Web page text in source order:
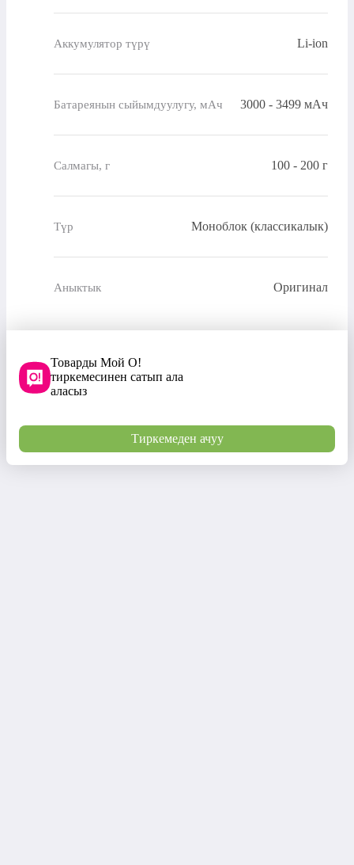
Аккумулятор түрү Li-ion
Батареянын сыйымдуулугу, мАч 3000 - 3499 мАч
Салмагы, г 100 - 200 г
Түр Моноблок (классикалык)
Аныктык Оригинал
Товарды Мой О!
тиркемесинен сатып ала
аласыз
Тиркемеден ачуу